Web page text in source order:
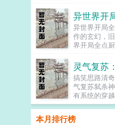
乖，也是可
第一个世界
男配的早亡
主的路人甲
二十五年前
异世界开
异世界开局
作的玄幻，
界开局全点
全点厨艺评
赞同或者支
者的观点。...
搞笑思路清
气复苏弑杀
有系统的穿
者的能力，
考场上遇到
是SSS级天
本月排行榜